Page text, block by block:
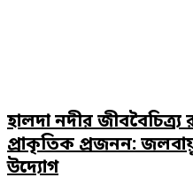
হালদা নদীর
প্রাকৃতিক প্রজনন:
উদ্যোগ